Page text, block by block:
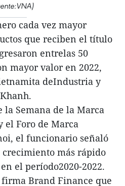
cada vez mayor
que reciben el título
entrelas 50
mayor valor en 2022,
deIndustria y
Semana de la Marca
el Foro de Marca
el funcionario señaló
más rápido
el período2020-2022.
Brand Finance que